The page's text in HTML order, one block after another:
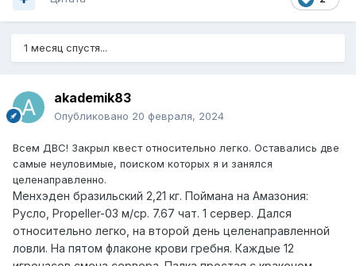
1 месяц спустя...
akademik83
Опубликовано 20 февраля, 2024
Всем ДВС! Закрыл квест относительно легко. Оставались две
самые неуловимые, поиском которых я и занялся
целенаправленно.
Менхэден бразильский 2,21 кг. Поймана на Амазония:
Русло, Propeller-03 м/ср. 7.67 чат. 1 сервер. Дался
относительно легко, на второй день целенаправленной
ловли. На пятом флаконе крови гребня. Каждые 12